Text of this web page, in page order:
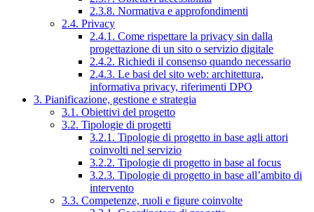
2.3.8. Normativa e approfondimenti
2.4. Privacy
2.4.1. Come rispettare la privacy sin dalla
progettazione di un sito o servizio digitale
2.4.2. Richiedi il consenso quando necessario
2.4.3. Le basi del sito web: architettura,
informativa privacy, riferimenti DPO
3. Pianificazione, gestione e strategia
3.1. Obiettivi del progetto
3.2. Tipologie di progetti
3.2.1. Tipologie di progetto in base agli attori
coinvolti nel servizio
3.2.2. Tipologie di progetto in base al focus
3.2.3. Tipologie di progetto in base all’ambito di
intervento
3.3. Competenze, ruoli e figure coinvolte